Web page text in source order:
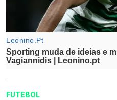
FUTEBOL